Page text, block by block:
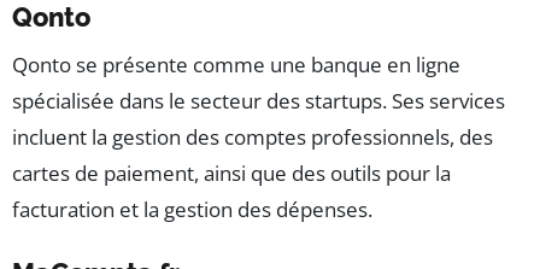
Qonto
Qonto se présente comme une banque en ligne
spécialisée dans le secteur des startups. Ses services
incluent la gestion des comptes professionnels, des
cartes de paiement, ainsi que des outils pour la
facturation et la gestion des dépenses.